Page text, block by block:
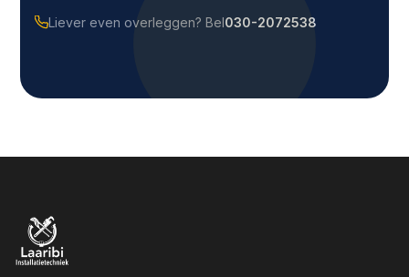
Liever even overleggen? Bel030-2072538